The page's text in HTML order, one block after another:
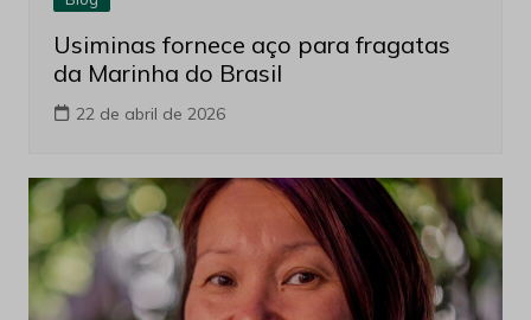
Usiminas fornece aço para fragatas
da Marinha do Brasil
22 de abril de 2026